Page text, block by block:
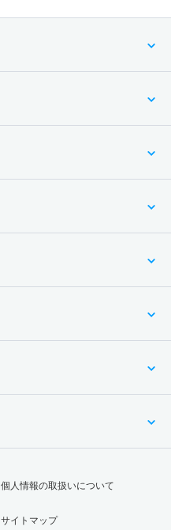
個人情報の取扱いについて
サイトマップ